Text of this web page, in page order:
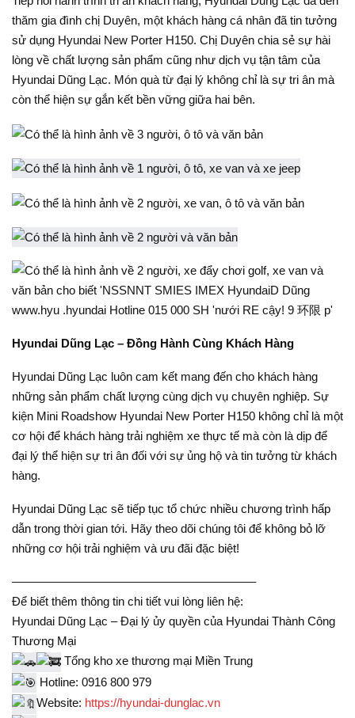
thăm gia đình chị Duyên, một khách hàng cá nhân đã tin tưởng
sử dụng Hyundai New Porter H150. Chị Duyên chia sẻ sự hài
lòng về chất lượng sản phẩm cũng như dịch vụ tận tâm của
Hyundai Dũng Lạc. Món quà từ đại lý không chỉ là sự tri ân mà
còn thể hiện sự gắn kết bền vững giữa hai bên.
Hyundai Dũng Lạc – Đồng Hành Cùng Khách Hàng
Hyundai Dũng Lạc luôn cam kết mang đến cho khách hàng
những sản phẩm chất lượng cùng dịch vụ chuyên nghiệp. Sự
kiện Mini Roadshow Hyundai New Porter H150 không chỉ là một
cơ hội để khách hàng trải nghiệm xe thực tế mà còn là dịp để
đại lý thể hiện sự tri ân đối với sự ủng hộ và tin tưởng từ khách
hàng.
Hyundai Dũng Lạc sẽ tiếp tục tổ chức nhiều chương trình hấp
dẫn trong thời gian tới. Hãy theo dõi chúng tôi để không bỏ lỡ
những cơ hội trải nghiệm và ưu đãi đặc biệt!
————————————————————–
Để biết thêm thông tin chi tiết vui lòng liên hệ:
Hyundai Dũng Lạc – Đại lý ủy quyền của Hyundai Thành Công
Thương Mại
Tổng kho xe thương mại Miền Trung
Hotline: 0916 800 979
Website: https://hyundai-dunglac.vn